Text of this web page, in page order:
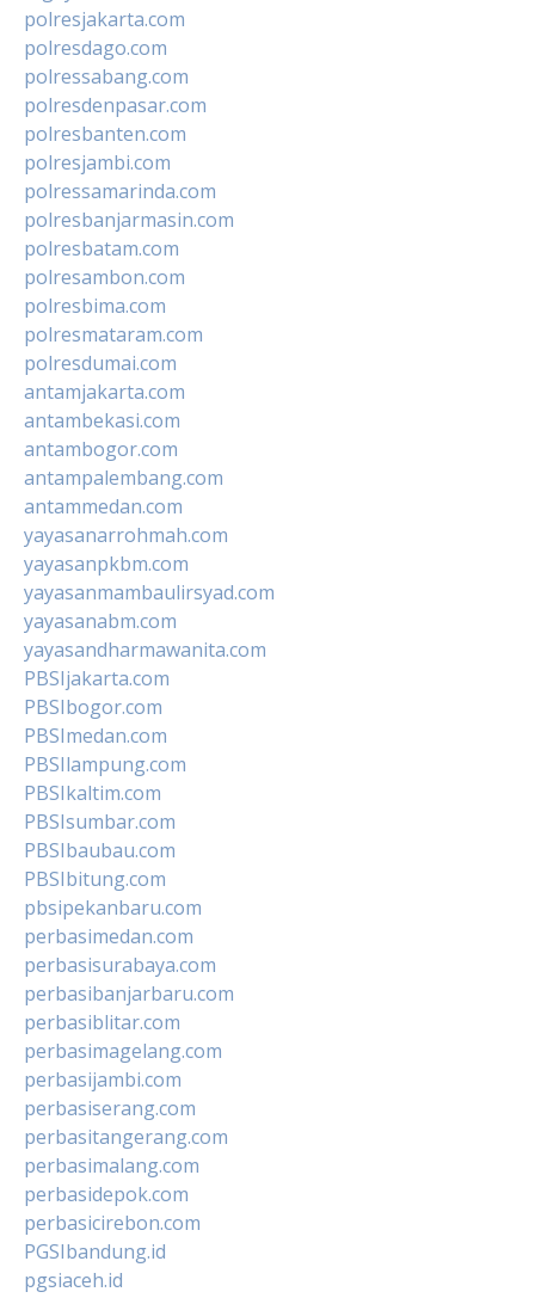
polresjakarta.com
polresdago.com
polressabang.com
polresdenpasar.com
polresbanten.com
polresjambi.com
polressamarinda.com
polresbanjarmasin.com
polresbatam.com
polresambon.com
polresbima.com
polresmataram.com
polresdumai.com
antamjakarta.com
antambekasi.com
antambogor.com
antampalembang.com
antammedan.com
yayasanarrohmah.com
yayasanpkbm.com
yayasanmambaulirsyad.com
yayasanabm.com
yayasandharmawanita.com
PBSIjakarta.com
PBSIbogor.com
PBSImedan.com
PBSIlampung.com
PBSIkaltim.com
PBSIsumbar.com
PBSIbaubau.com
PBSIbitung.com
pbsipekanbaru.com
perbasimedan.com
perbasisurabaya.com
perbasibanjarbaru.com
perbasiblitar.com
perbasimagelang.com
perbasijambi.com
perbasiserang.com
perbasitangerang.com
perbasimalang.com
perbasidepok.com
perbasicirebon.com
PGSIbandung.id
pgsiaceh.id